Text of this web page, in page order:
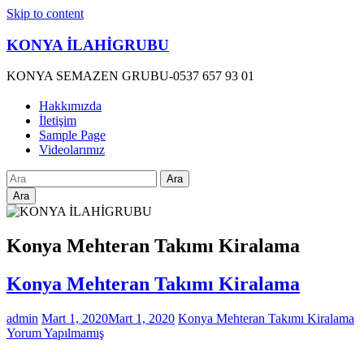
Skip to content
KONYA İLAHİGRUBU
KONYA SEMAZEN GRUBU-0537 657 93 01
Hakkımızda
İletişim
Sample Page
Videolarımız
Ara
Konya Mehteran Takımı Kiralama
Konya Mehteran Takımı Kiralama
admin Mart 1, 2020Mart 1, 2020 Konya Mehteran Takımı Kiralama
Yorum Yapılmamış